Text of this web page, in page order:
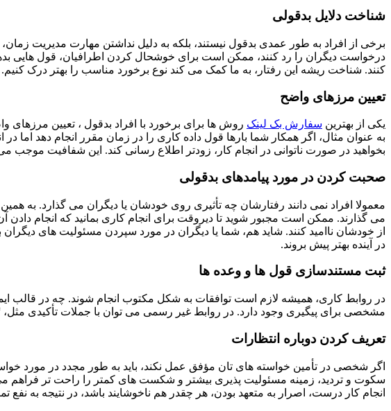
شناخت دلایل بدقولی
برخی از افراد به طور عمدی بدقول نیستند، بلکه به دلیل نداشتن مهارت مدیریت
درخواست دیگران را رد کنند، ممکن است برای خوشحال کردن اطرافیان، قول هایی
کنند. شناخت ریشه این رفتار، به ما کمک می کند نوع برخورد مناسب را بهتر درک کنیم.
تعیین مرزهای واضح
یکی از بهترین سفارش بک لینک روش ها برای برخورد با افراد بدقول ، تعیین مرزهای
به عنوان مثال، اگر همکار شما بارها قول داده کاری را در زمان مقرر انجام دهد اما
بخواهید در صورت ناتوانی در انجام کار، زودتر اطلاع رسانی کند. این شفافیت
صحبت کردن در مورد پیامدهای بدقولی
معمولا افراد نمی دانند رفتارشان چه تأثیری روی خودشان یا دیگران می گذارد. به
می گذارند. ممکن است مجبور شوید تا دیروقت برای انجام کاری بمانید که انجام دادن
از خودشان ناامید کنند. شاید هم، شما یا دیگران در مورد سپردن مسئولیت های
در آینده بهتر پیش بروند.
ثبت مستندسازی قول ها و وعده ها
در روابط کاری، همیشه لازم است توافقات به شکل مکتوب انجام شوند. چه در قالب
مشخصی برای پیگیری وجود دارد. در روابط غیر رسمی می توان با جملات تأکیدی مثل، “قرار شد امروز با
تعریف کردن دوباره انتظارات
اگر شخصی در تأمین خواسته های تان مؤفق عمل نکند، باید به طور مجدد در مورد
سکوت و تردید، زمینه مسئولیت پذیری بیشتر و شکست های کمتر را راحت تر فراهم می
انجام کار درست، اصرار به متعهد بودن، هر چقدر هم ناخوشایند باشد، در نتیجه به نفع